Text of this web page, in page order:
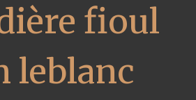
fioul
leblanc